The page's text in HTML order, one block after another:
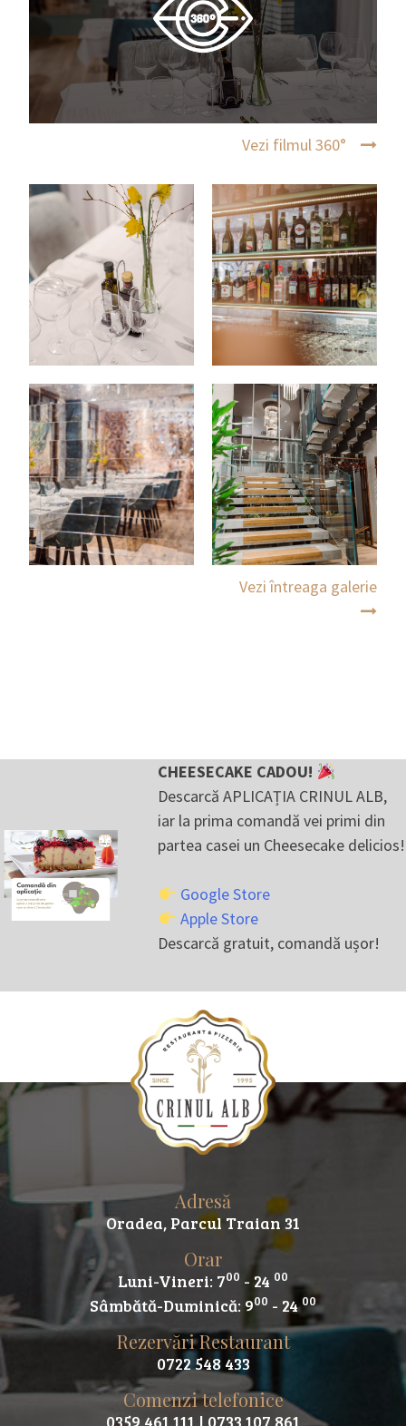
Vezi filmul 360°
Vezi întreaga galerie
CHEESECAKE CADOU!
Descarcă APLICAȚIA CRINUL ALB,
iar la prima comandă vei primi din
partea casei un Cheesecake delicios!
Google Store
Apple Store
Descarcă gratuit, comandă ușor!
Adresă
Oradea, Parcul Traian 31
Orar
Luni-Vineri: 700 - 24 00
Sâmbătă-Duminică: 900 - 2400
Rezervări Restaurant
0722 548 433
Comenzi telefonice
0359 461 111 | 0733 107 861